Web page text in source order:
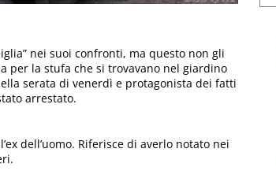
nei suoi confronti, ma questo non gli
per la stufa che si trovavano nel giardino
serata di venerdì e protagonista dei fatti
arrestato.
dell’uomo. Riferisce di averlo notato nei